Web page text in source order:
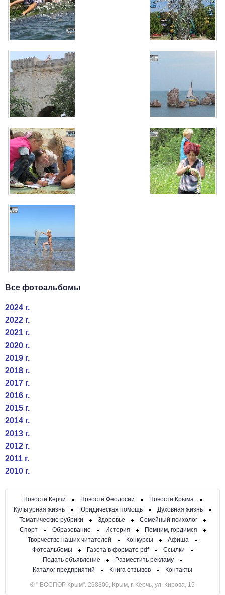
Все фотоальбомы
2024 г.
2022 г.
2021 г.
2020 г.
2019 г.
2018 г.
2017 г.
2016 г.
2015 г.
2014 г.
2013 г.
2012 г.
2011 г.
2010 г.
Новости Керчи Новости Феодосии
Новости Крыма
Культурная жизнь
Юридическая помощь
Духовная жизнь
Тематические рубрики
Здоровье
Семейный психолог
Спорт
Образование История
Помним, гордимся
Творчество наших читателей
Конкурсы
Афиша
Фотоальбомы
Газета в формате pdf
Ссылки
Подать объявление
Разместить рекламу
Каталог предприятий
Книга отзывов Контакты
© " БОСПОР Крым". 298300, Крым, г. Керчь, ул. Кирова, 15